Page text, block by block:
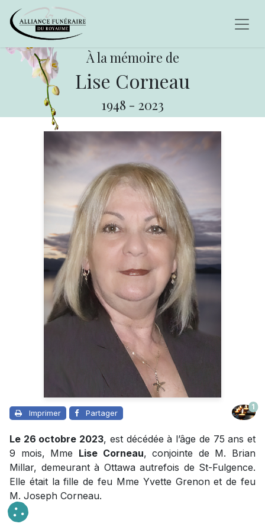
À la mémoire de
Lise Corneau
1948 - 2023
Imprimer Partager
1
Le 26 octobre 2023, est décédée à l’âge de 75 ans et
9 mois, Mme Lise Corneau, conjointe de M. Brian
Millar, demeurant à Ottawa autrefois de St-Fulgence.
Elle était la fille de feu Mme Yvette Grenon et de feu
M. Joseph Corneau.